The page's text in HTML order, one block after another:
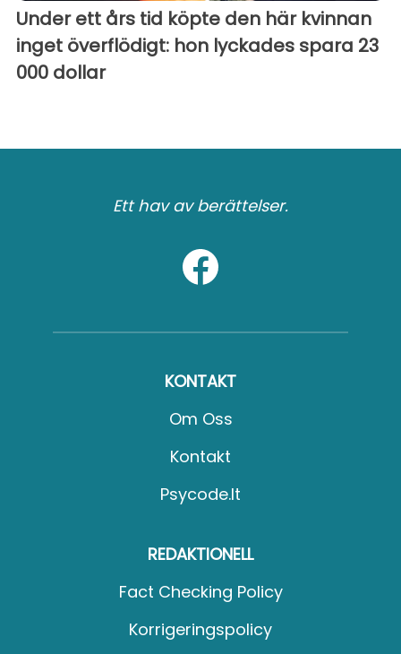
Under ett års tid köpte den här kvinnan
inget överflödigt: hon lyckades spara 23
000 dollar
Ett hav av berättelser.
KONTAKT
Om Oss
Kontakt
Psycode.it
REDAKTIONELL
Fact Checking Policy
Korrigeringspolicy